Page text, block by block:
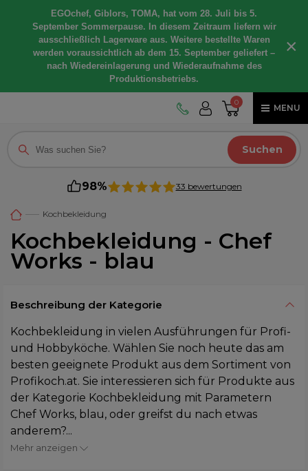
EGOchef, Giblors, TOMA, hat vom 28. Juli bis 5.
September Sommerpause. In diesem Zeitraum liefern wir
ausschließlich Lagerware aus. Weitere bestellte Waren
werden voraussichtlich ab dem 15. September geliefert –
nach Wiedereinlagerung und Wiederaufnahme des
Produktionsbetriebs.
×
0
MENU
Suchen
98% 33 bewertungen
Kochbekleidung
Kochbekleidung - Chef
Works - blau
Beschreibung der Kategorie
Kochbekleidung in vielen Ausführungen für Profi-
und Hobbyköche. Wählen Sie noch heute das am
besten geeignete Produkt aus dem Sortiment von
Profikoch.at. Sie interessieren sich für Produkte aus
der Kategorie Kochbekleidung mit Parametern
Chef Works, blau, oder greifst du nach etwas
anderem?...
Mehr anzeigen